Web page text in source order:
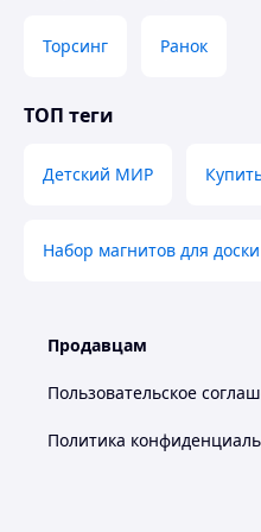
коробочка для хранения
Магниты можно мыть и
Торсинг Ранок
ТОП теги
Детский МИР
Набор магнитов для доски
Продавцам
Пользовательское
Политика